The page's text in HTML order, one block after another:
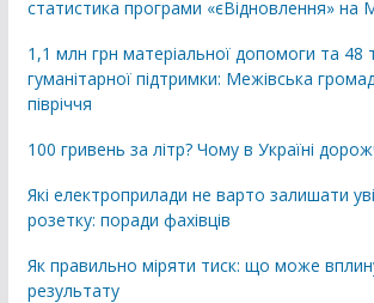
статистика програми «єВідновлення» на
1,1 млн грн матеріальної допомоги та 48
гуманітарної підтримки: Межівська
півріччя
100 гривень за літр? Чому в Україні
Які електроприлади не варто залишати
розетку: поради фахівців
Як правильно міряти тиск: що може
результату